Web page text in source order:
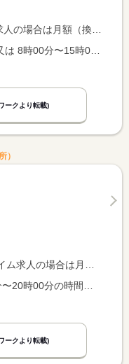
人の場合は時間額を表示しています。
ークより転載)
）
人の場合は時間額を表示しています。
ークより転載)